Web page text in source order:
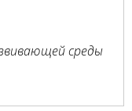
среды